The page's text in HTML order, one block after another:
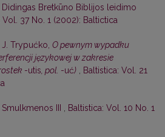
Didingas Bretkūno Biblijos leidimo
Vol. 37 No. 1 (2002): Baltictica
J. Trypućko, O pewnym wypadku
językowej w zakresie
-utis , pol. -uć)
Baltistica: Vol. 21
Smulkmenos III
Baltistica: Vol. 10 No. 1